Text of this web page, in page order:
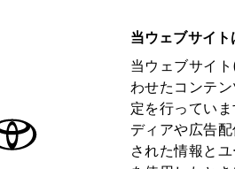
当ウェブサイ
当ウェブサイト
わせたコンテ
定を行ってい
ディアや広告
された情報と
オーナーサポート トピックス
認定中古車